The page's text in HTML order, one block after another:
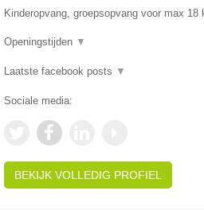
Kinderopvang, groepsopvang voor max
Openingstijden ▼
Laatste facebook posts ▼
Sociale media:
BEKIJK VOLLEDIG PROFIEL